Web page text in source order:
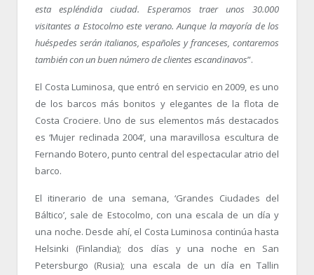
esta espléndida ciudad. Esperamos traer unos 30.000
visitantes a Estocolmo este verano. Aunque la mayoría de los
huéspedes serán italianos, españoles y franceses, contaremos
también con un buen número de clientes escandinavos”.
El Costa Luminosa, que entró en servicio en 2009, es uno
de los barcos más bonitos y elegantes de la flota de
Costa Crociere. Uno de sus elementos más destacados
es ‘Mujer reclinada 2004’, una maravillosa escultura de
Fernando Botero, punto central del espectacular atrio del
barco.
El itinerario de una semana, ‘Grandes Ciudades del
Báltico’, sale de Estocolmo, con una escala de un día y
una noche. Desde ahí, el Costa Luminosa continúa hasta
Helsinki (Finlandia); dos días y una noche en San
Petersburgo (Rusia); una escala de un día en Tallin